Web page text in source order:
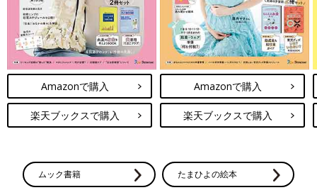
Amazonで購入
楽天ブックスで購入
Amazonで購入
楽天ブックスで購入
ムック書籍 たまひよの絵本